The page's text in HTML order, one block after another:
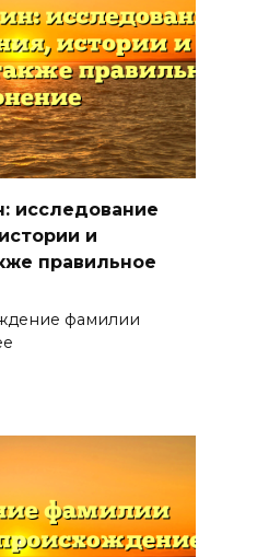
исследование
и
правильное
фамилии